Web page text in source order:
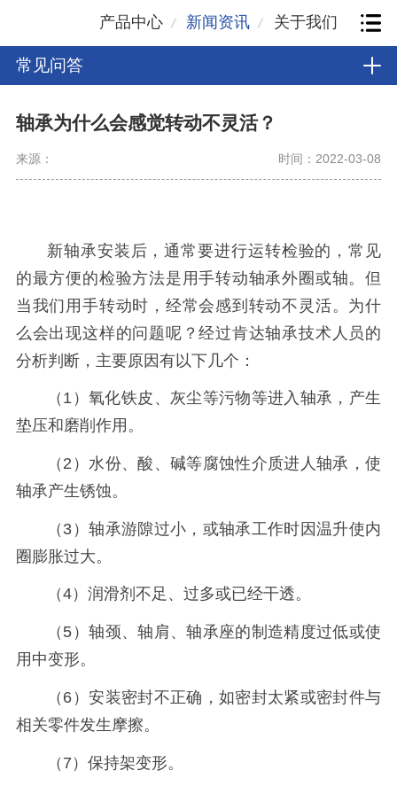
产品中心 新闻资讯 关于我们
常见问答
轴承为什么会感觉转动不灵活？
来源： 时间：2022-03-08
新轴承安装后，通常要进行运转检验的，常见
的最方便的检验方法是用手转动轴承外圈或轴。但
当我们用手转动时，经常会感到转动不灵活。为什
么会出现这样的问题呢？经过肯达轴承技术人员的
分析判断，主要原因有以下几个：
（1）氧化铁皮、灰尘等污物等进入轴承，产生
垫压和磨削作用。
（2） 水份、酸、碱等腐蚀性介质进人轴承，使
轴承产生锈蚀。
（3）轴承游隙过小，或轴承工作时因温升使内
圈膨胀过大。
（4）润滑剂不足、过多或已经干透。
（5）轴颈、轴肩、轴承座的制造精度过低或使
用中变形。
（6）安装密封不正确，如密封太紧或密封件与
相关零件发生摩擦。
（7）保持架变形。